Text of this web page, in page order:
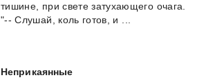
тишине, при свете затухающего очага.
"-- Слушай, коль готов, и ...
Неприкаянные